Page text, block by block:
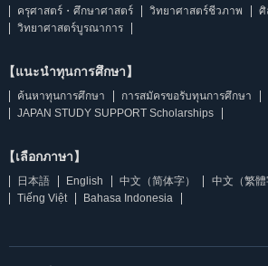
ครุศาสตร์・ศึกษาศาสตร์
วิทยาศาสตร์ชีวภาพ
ศิ
วิทยาศาสตร์บูรณาการ
【แนะนำทุนการศึกษา】
ค้นหาทุนการศึกษา
การสมัครขอรับทุนการศึกษา
JAPAN STUDY SUPPORT Scholarships
【เลือกภาษา】
日本語 English 中文（简体字） 中文（繁體
Tiếng Việt
Bahasa Indonesia